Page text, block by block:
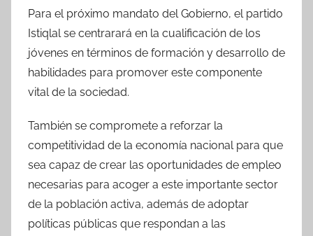
Para el próximo mandato del Gobierno, el partido
Istiqlal se centrarará en la cualificación de los
jóvenes en términos de formación y desarrollo de
habilidades para promover este componente
vital de la sociedad.
También se compromete a reforzar la
competitividad de la economía nacional para que
sea capaz de crear las oportunidades de empleo
necesarias para acoger a este importante sector
de la población activa, además de adoptar
políticas públicas que respondan a las